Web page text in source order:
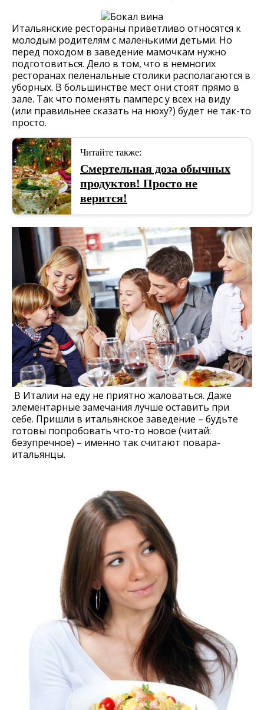
Итальянские рестораны приветливо относятся к
молодым родителям с маленькими детьми. Но
перед походом в заведение мамочкам нужно
подготовиться. Дело в том, что в немногих
ресторанах пеленальные столики располагаются в
уборных. В большинстве мест они стоят прямо в
зале. Так что поменять памперс у всех на виду
(или правильнее сказать на нюху?) будет не так-то
просто.
Читайте также:
Смертельная доза обычных
продуктов! Просто не
верится!
В Италии на еду не приятно жаловаться. Даже
элементарные замечания лучше оставить при
себе. Пришли в итальянское заведение – будьте
готовы попробовать что-то новое (читай:
безупречное) – именно так считают повара-
итальянцы.